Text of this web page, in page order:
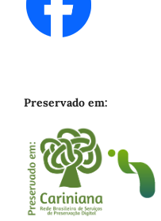
Preservado em: